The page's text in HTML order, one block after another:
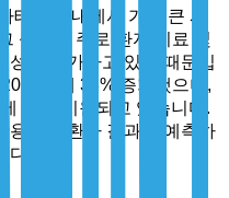
테고리 내에서 가장 큰 시
성장은 주로 환자 치료 및
성이 증가하고 있기 때문입
년에 38% 증가했으며,
의해 지원되고 있습니다.
용하여 환자 결과를 예측하
.